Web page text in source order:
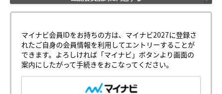
るものとします。ただし、第５条に抵触すると当社が判断した
場合は、会員ＩＤ番号を付与されないことがあります。
または貸与してはなりません。
（３）会員の会員ＩＤ番号およびパスワードの管理および使用
は会員の責任とし、これらの使用上の過誤または第三者による
不正使用等については、当社は一切の責任を負わないものとし
ます。
○第４条（会員サービス）
マイナビ会員IDをお持ちの方は、マイナビ2027に登録さ
れたご自身の会員情報を利用してエントリーすることが
できます。よろしければ「マイナビ」ボタンより画面の
案内にしたがって手続きをおこなってください。